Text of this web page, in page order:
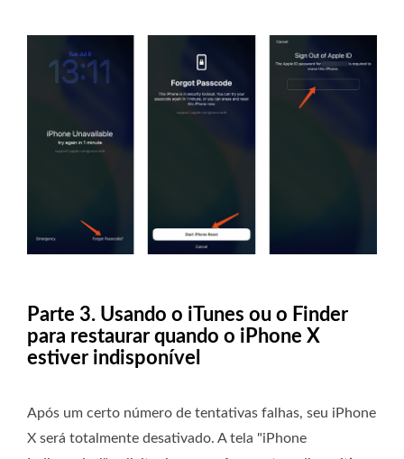
Parte 3. Usando o iTunes ou o Finder
para restaurar quando o iPhone X
estiver indisponível
Após um certo número de tentativas falhas, seu iPhone
X será totalmente desativado. A tela "iPhone